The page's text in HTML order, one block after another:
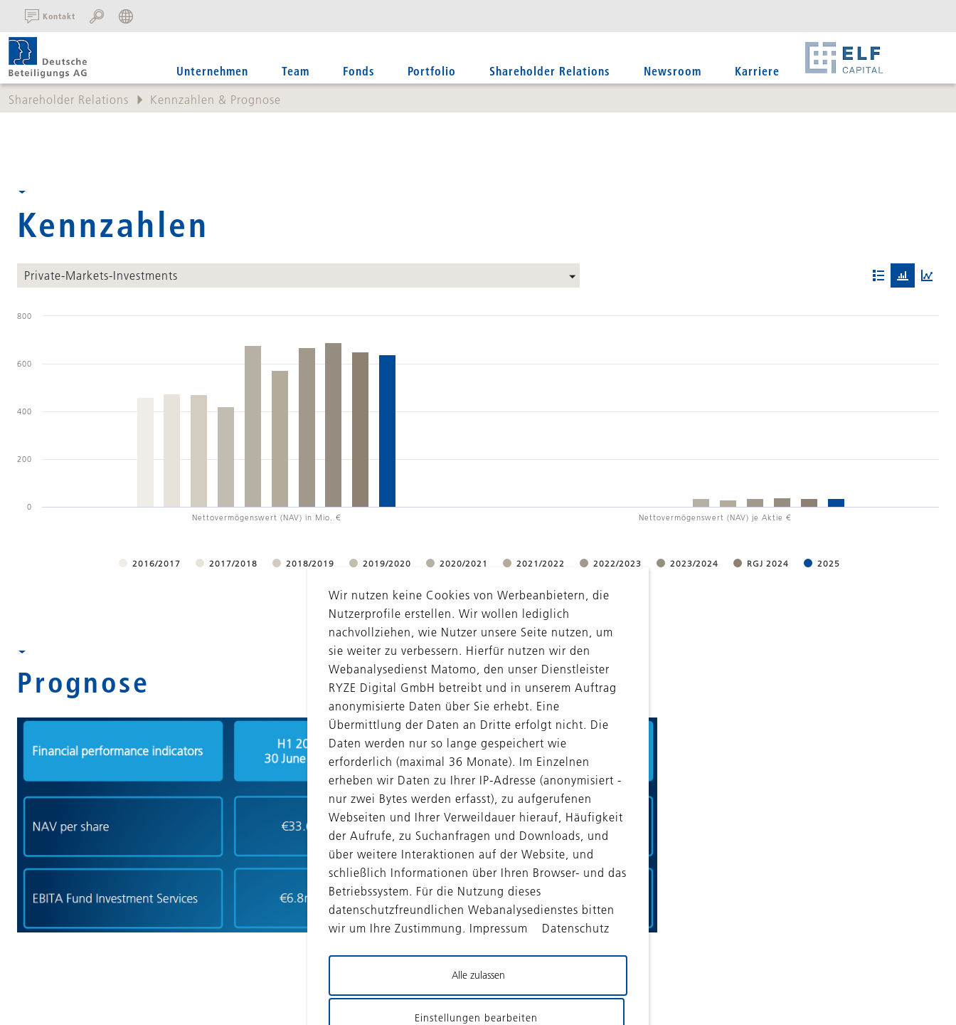
SUCHE:
Kontakt
Unternehmen Team Fonds Portfolio Shareholder Relations Newsroom Karriere
Shareholder Relations Kennzahlen & Prognose
Kennzahlen
Private-Markets-Investments
2016/2017 2017/2018 2018/2019 2019/2020 2020/2021 2021/2022 2022/2023 2023/2024 RGJ 2024 2025
0
200
400
600
800
Nettovermögenswert (NAV) in Mio. € Nettovermögenswert (NAV) je Aktie €
Prognose
Wir nutzen keine Cookies von Werbeanbietern, die
Nutzerprofile erstellen. Wir wollen lediglich
nachvollziehen, wie Nutzer unsere Seite nutzen, um
sie weiter zu verbessern. Hierfür nutzen wir den
Webanalysedienst Matomo, den unser Dienstleister
RYZE Digital GmbH betreibt und in unserem Auftrag
anonymisierte Daten über Sie erhebt. Eine
Übermittlung der Daten an Dritte erfolgt nicht. Die
Daten werden nur so lange gespeichert wie
erforderlich (maximal 36 Monate). Im Einzelnen
erheben wir Daten zu Ihrer IP-Adresse (anonymisiert -
nur zwei Bytes werden erfasst), zu aufgerufenen
Webseiten und Ihrer Verweildauer hierauf, Häufigkeit
der Aufrufe, zu Suchanfragen und Downloads, und
über weitere Interaktionen auf der Website, und
schließlich Informationen über Ihren Browser- und das
Betriebssystem. Für die Nutzung dieses
datenschutzfreundlichen Webanalysedienstes bitten
wir um Ihre Zustimmung. Impressum Datenschutz
Einstellungen bearbeiten
Alle zulassen